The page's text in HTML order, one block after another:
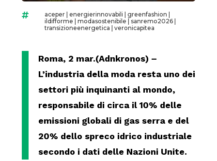
 aceper| energierinnovabili greenfashion
ildifforme
modasostenibile sanremo2026|
transizioneenergetica
veronicapitea
Roma, 2 mar.(Adnkronos) –
L’industria della moda resta uno dei
settori più inquinanti al mondo,
responsabile di circa il 10% delle
emissioni globali di gas serra e del
20% dello spreco idrico industriale
secondo i dati delle Nazioni Unite.